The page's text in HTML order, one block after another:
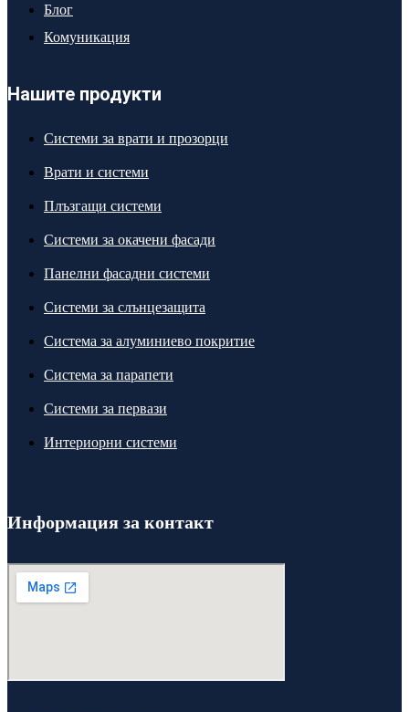
Блог
Комуникация
Нашите продукти
Системи за врати и прозорци
Врати и системи
Плъзгащи системи
Системи за окачени фасади
Панелни фасадни системи
Системи за слънцезащита
Система за алуминиево покритие
Система за парапети
Системи за первази
Интериорни системи
Информация за контакт